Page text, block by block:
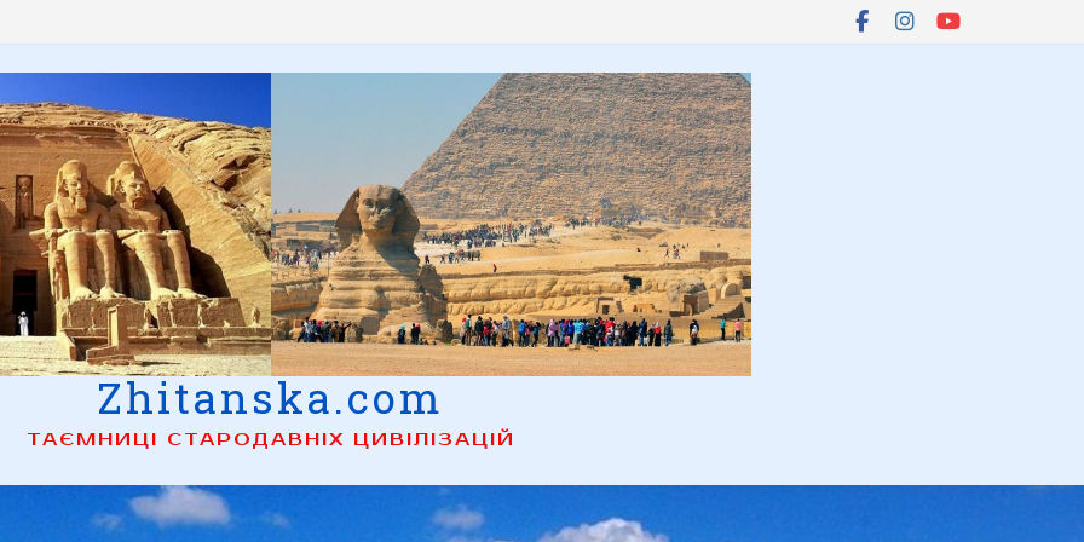
Zhitanska.com
ТАЄМНИЦІ СТАРОДАВНІХ ЦИВІЛІЗАЦІЙ